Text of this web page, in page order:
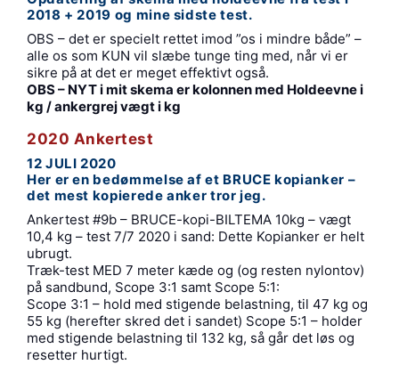
2018 + 2019 og mine sidste test.
OBS – det er specielt rettet imod ”os i mindre både” –
alle os som KUN vil slæbe tunge ting med, når vi er
sikre på at det er meget effektivt også.
OBS – NYT i mit skema er kolonnen med Holdeevne i
kg / ankergrej vægt i kg
2020 Ankertest
12 JULI 2020
Her er en bedømmelse af et BRUCE kopianker –
det mest kopierede anker tror jeg.
Ankertest #9b – BRUCE-kopi-BILTEMA 10kg – vægt
10,4 kg – test 7/7 2020 i sand: Dette Kopianker er helt
ubrugt.
Træk-test MED 7 meter kæde og (og resten nylontov)
på sandbund, Scope 3:1 samt Scope 5:1:
Scope 3:1 – hold med stigende belastning, til 47 kg og
55 kg (herefter skred det i sandet) Scope 5:1 – holder
med stigende belastning til 132 kg, så går det løs og
resetter hurtigt.